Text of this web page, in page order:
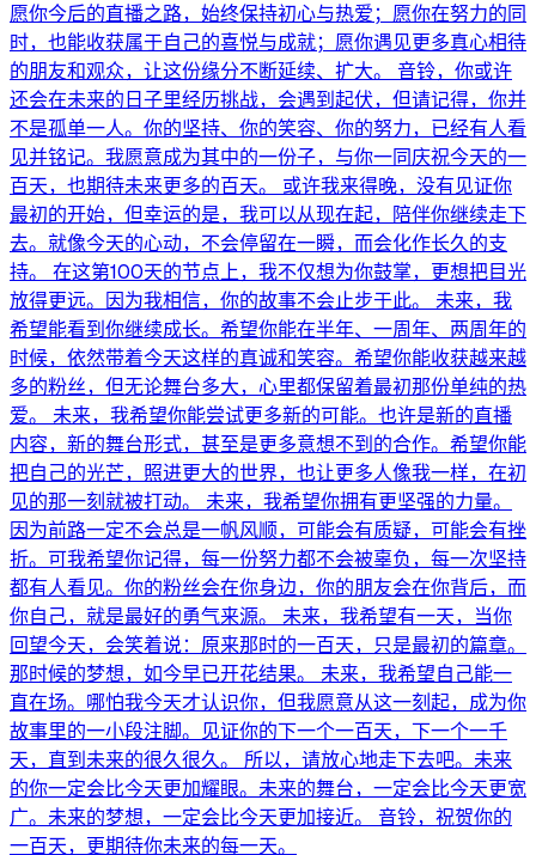
愿你今后的直播之路，始终保持初心与热爱；愿你在努力的同
时，也能收获属于自己的喜悦与成就；愿你遇见更多真心相待
的朋友和观众，让这份缘分不断延续、扩大。 音铃，你或许
还会在未来的日子里经历挑战，会遇到起伏，但请记得，你并
不是孤单一人。你的坚持、你的笑容、你的努力，已经有人看
见并铭记。我愿意成为其中的一份子，与你一同庆祝今天的一
百天，也期待未来更多的百天。 或许我来得晚，没有见证你
最初的开始，但幸运的是，我可以从现在起，陪伴你继续走下
去。就像今天的心动，不会停留在一瞬，而会化作长久的支
持。 在这第100天的节点上，我不仅想为你鼓掌，更想把目光
放得更远。因为我相信，你的故事不会止步于此。 未来，我
希望能看到你继续成长。希望你能在半年、一周年、两周年的
时候，依然带着今天这样的真诚和笑容。希望你能收获越来越
多的粉丝，但无论舞台多大，心里都保留着最初那份单纯的热
爱。 未来，我希望你能尝试更多新的可能。也许是新的直播
内容，新的舞台形式，甚至是更多意想不到的合作。希望你能
把自己的光芒，照进更大的世界，也让更多人像我一样，在初
见的那一刻就被打动。 未来，我希望你拥有更坚强的力量。
因为前路一定不会总是一帆风顺，可能会有质疑，可能会有挫
折。可我希望你记得，每一份努力都不会被辜负，每一次坚持
都有人看见。你的粉丝会在你身边，你的朋友会在你背后，而
你自己，就是最好的勇气来源。 未来，我希望有一天，当你
回望今天，会笑着说：原来那时的一百天，只是最初的篇章。
那时候的梦想，如今早已开花结果。 未来，我希望自己能一
直在场。哪怕我今天才认识你，但我愿意从这一刻起，成为你
故事里的一小段注脚。见证你的下一个一百天，下一个一千
天，直到未来的很久很久。 所以，请放心地走下去吧。未来
的你一定会比今天更加耀眼。未来的舞台，一定会比今天更宽
广。未来的梦想，一定会比今天更加接近。 音铃，祝贺你的
一百天，更期待你未来的每一天。